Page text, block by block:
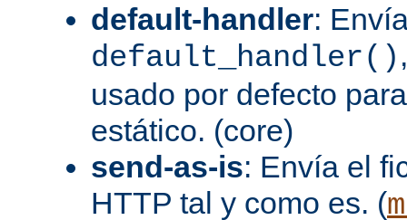
default-handler:
default_handler()
usado por defecto
estático. (core)
send-as-is: Envía el
HTTP tal y como es. (